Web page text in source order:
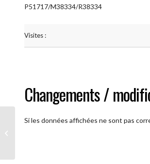
P51717/M38334/R38334
Visites :
Changements /
Si les données affichées ne sont pas